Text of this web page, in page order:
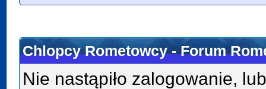
Chlopcy Rometowcy - Forum
Nie nastąpiło zalogowanie,